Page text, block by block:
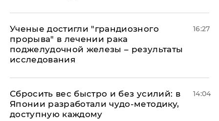
Ученые достигли "грандиозного
прорыва" в лечении рака
поджелудочной железы – результаты
исследования
16:27
Сбросить вес быстро и без усилий: в
Японии разработали чудо-методику,
доступную каждому
14:04